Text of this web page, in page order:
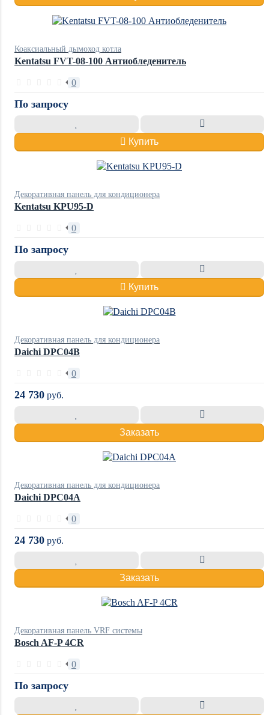
Коаксиальный дымоход котла
Kentatsu FVT-08-100 Антиобледенитель
0
По запросу
Купить
Декоративная панель для кондиционера
Kentatsu KPU95-D
0
По запросу
Купить
Декоративная панель для кондиционера
Daichi DPC04B
0
24 730 руб.
Заказать
Декоративная панель для кондиционера
Daichi DPC04A
0
24 730 руб.
Заказать
Декоративная панель VRF системы
Bosch AF-P 4CR
0
По запросу